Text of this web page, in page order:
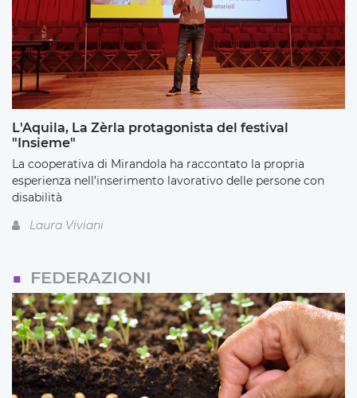
L'Aquila, La Zèrla protagonista del festival
"Insieme"
La cooperativa di Mirandola ha raccontato la propria
esperienza nell’inserimento lavorativo delle persone con
disabilità
Laura Viviani
FEDERAZIONI